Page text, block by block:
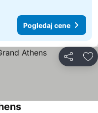
Pogledaj cene
Deli